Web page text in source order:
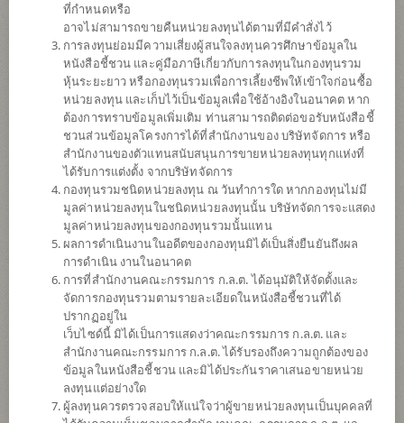
กองทุนเปิดไทยพาณิชย์ อินคัม
(ชนิดผู้ลงทุนกลุ่ม/บุคคล)
SCBINCP
ที่กำหนดหรือ
อาจไม่สามารถขายคืนหน่วยลงทุนได้ตามที่มีคำสั่งไว้
การลงทุนย่อมมีความเสี่ยงผู้สนใจลงทุนควรศึกษาข้อมูลใน
หนังสือชี้ชวน และคู่มือภาษีเกี่ยวกับการลงทุนในกองทุนรวม
หุ้นระยะยาว หรือกองทุนรวมเพื่อการเลี้ยงชีพให้เข้าใจก่อนซื้อ
หน่วยลงทุน และเก็บไว้เป็นข้อมูลเพื่อใช้อ้างอิงในอนาคต หาก
ต้องการทราบข้อมูลเพิ่มเติม ท่านสามารถติดต่อขอรับหนังสือชี้
ชวนส่วนข้อมูลโครงการได้ที่สำนักงานของ บริษัทจัดการ หรือ
สำนักงานของตัวแทนสนับสนุนการขายหน่วยลงทุนทุกแห่งที่
ได้รับการแต่งตั้ง จากบริษัทจัดการ
กองทุนรวมชนิดหน่วยลงทุน ณ วันทำการใด หากกองทุนไม่มี
มูลค่าหน่วยลงทุนในชนิดหน่วยลงทุนนั้น บริษัทจัดการจะแสดง
มูลค่าหน่วยลงทุนของกองทุนรวมนั้นแทน
ผลการดำเนินงานในอดีตของกองทุนมิได้เป็นสิ่งยืนยันถึงผล
การดำเนิน งานในอนาคต
การที่สำนักงานคณะกรรมการ ก.ล.ต. ได้อนุมัติให้จัดตั้งและ
จัดการกองทุนรวมตามรายละเอียดในหนังสือชี้ชวนที่ได้
ปรากฏอยู่ใน
เว็บไซด์นี้ มิได้เป็นการแสดงว่าคณะกรรมการ ก.ล.ต. และ
สำนักงานคณะกรรมการ ก.ล.ต. ได้รับรองถึงความถูกต้องของ
ข้อมูลในหนังสือชี้ชวน และมิได้ประกันราคาเสนอขายหน่วย
ลงทุนแต่อย่างใด
ผู้ลงทุนควรตรวจสอบให้แน่ใจว่าผู้ขายหน่วยลงทุนเป็นบุคคลที่